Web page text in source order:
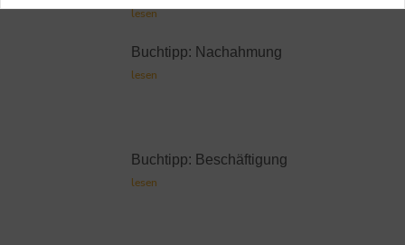
lesen
Buchtipp: Nachahmung
lesen
Buchtipp: Beschäftigung
lesen